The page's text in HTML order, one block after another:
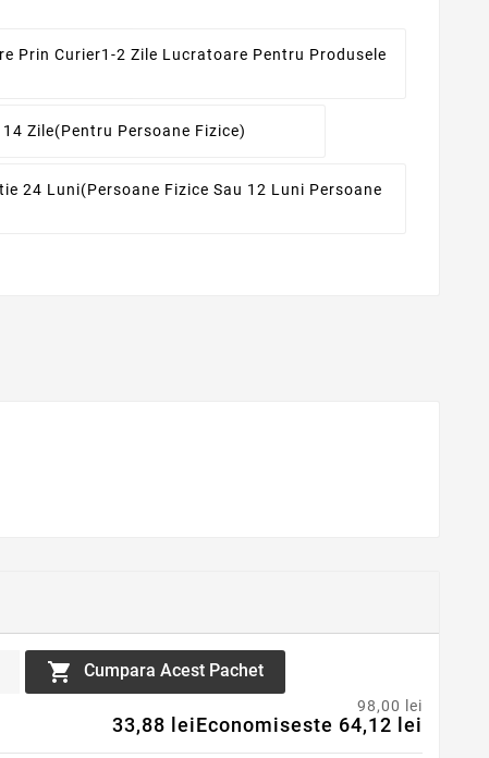
Prin Curier1-2 Zile Lucratoare Pentru Produsele
Zile(pentru Persoane Fizice)
24 Luni(persoane Fizice Sau 12 Luni Persoane
 Cumpara Acest Pachet
98,00 lei
33,88 leiEconomiseste 64,12 lei